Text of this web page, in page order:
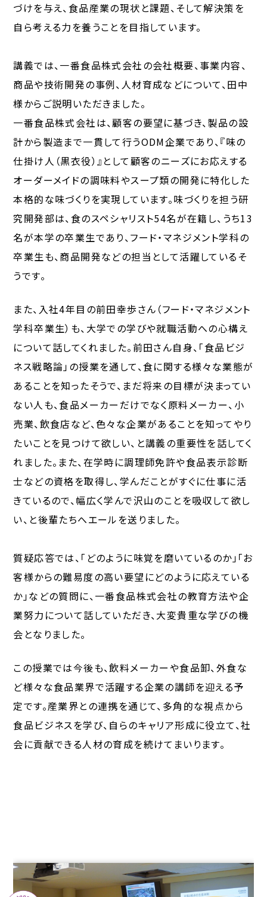
づけを与え、食品産業の現状と課題、そして解決策を
自ら考える力を養うことを目指しています。
講義では、一番食品株式会社の会社概要、事業内容、
商品や技術開発の事例、人材育成などについて、田中
様からご説明いただきました。
一番食品株式会社は、顧客の要望に基づき、製品の設
計から製造まで一貫して行うODM企業であり、『味の
仕掛け人（黒衣役）』として顧客のニーズにお応えする
オーダーメイドの調味料やスープ類の開発に特化した
本格的な味づくりを実現しています。味づくりを担う研
究開発部は、食のスペシャリスト54名が在籍し、うち13
名が本学の卒業生であり、フード・マネジメント学科の
卒業生も、商品開発などの担当として活躍しているそ
うです。
また、入社4年目の前田幸歩さん（フード・マネジメント
学科卒業生）も、大学での学びや就職活動への心構え
について話してくれました。前田さん自身、「食品ビジ
ネス戦略論」の授業を通して、食に関する様々な業態が
あることを知ったそうで、まだ将来の目標が決まってい
ない人も、食品メーカーだけでなく原料メーカー、小
売業、飲食店など、色々な企業があることを知ってやり
たいことを見つけて欲しい、と講義の重要性を話してく
れました。また、在学時に調理師免許や食品表示診断
士などの資格を取得し、学んだことがすぐに仕事に活
きているので、幅広く学んで沢山のことを吸収して欲し
い、と後輩たちへエールを送りました。
質疑応答では、「どのように味覚を磨いているのか」「お
客様からの難易度の高い要望にどのように応えている
か」などの質問に、一番食品株式会社の教育方法や企
業努力について話していただき、大変貴重な学びの機
会となりました。
この授業では今後も、飲料メーカーや食品卸、外食な
ど様々な食品業界で活躍する企業の講師を迎える予
定です。産業界との連携を通じて、多角的な視点から
食品ビジネスを学び、自らのキャリア形成に役立て、社
会に貢献できる人材の育成を続けてまいります。